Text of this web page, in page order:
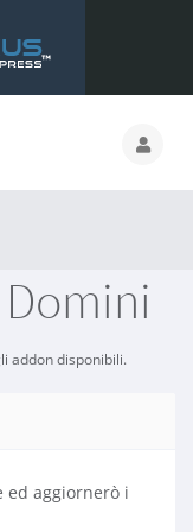
addon disponibili.
ed aggiornerò i